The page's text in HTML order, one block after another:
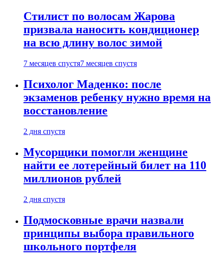
Стилист по волосам Жарова
призвала наносить кондиционер
на всю длину волос зимой
7 месяцев спустя7 месяцев спустя
Психолог Маденко: после
экзаменов ребенку нужно время на
восстановление
2 дня спустя
Мусорщики помогли женщине
найти ее лотерейный билет на 110
миллионов рублей
2 дня спустя
Подмосковные врачи назвали
принципы выбора правильного
школьного портфеля